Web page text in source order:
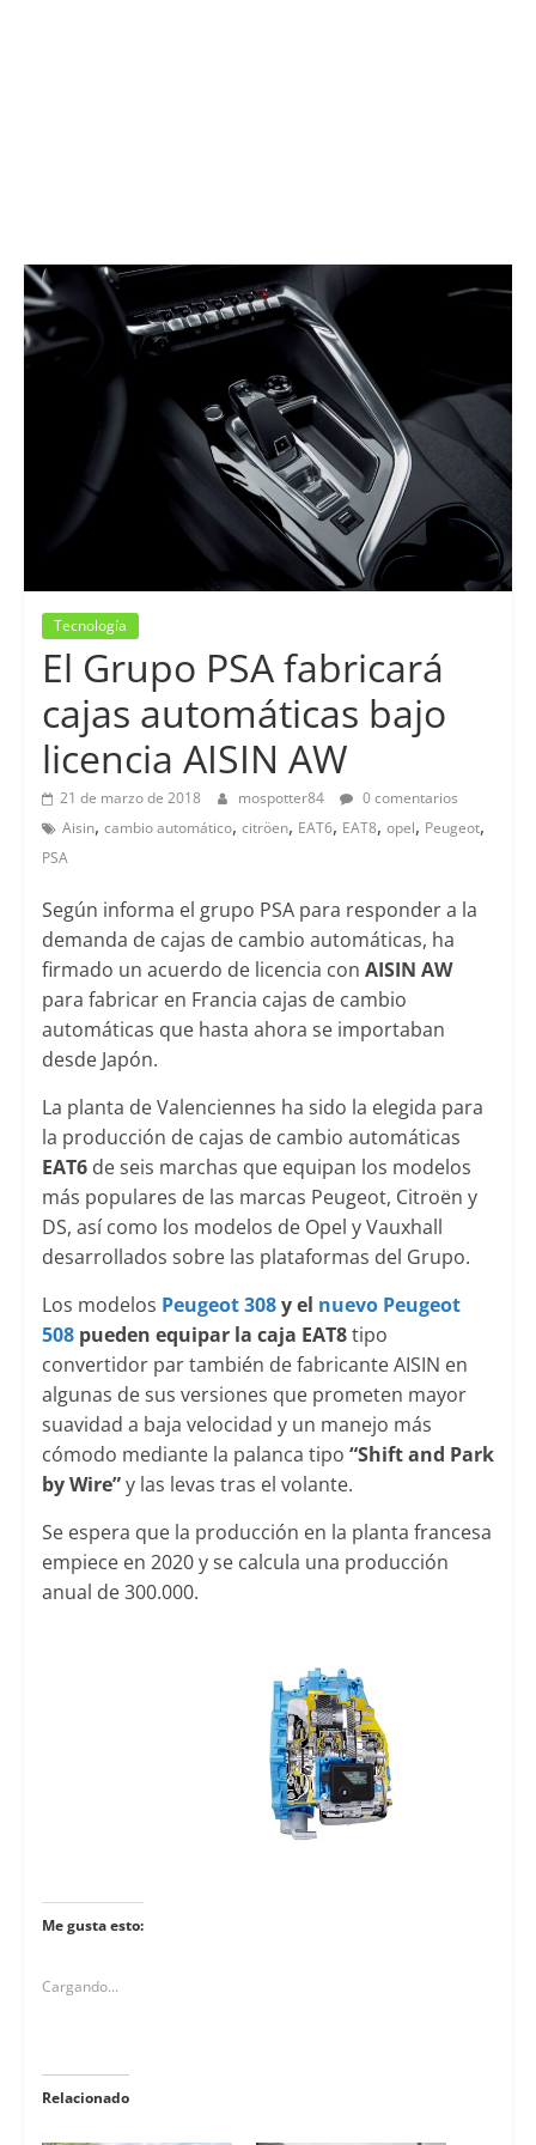
Tecnología
El Grupo PSA fabricará
cajas automáticas bajo
licencia AISIN AW
21 de marzo de 2018 mospotter84
0 comentarios
Aisin, cambio automático, citröen, EAT6, EAT8, opel, Peugeot,
PSA
Según informa el grupo PSA para responder a la
demanda de cajas de cambio automáticas, ha
firmado un acuerdo de licencia con AISIN AW
para fabricar en Francia cajas de cambio
automáticas que hasta ahora se importaban
desde Japón.
La planta de Valenciennes ha sido la elegida para
la producción de cajas de cambio automáticas
EAT6de seis marchas que equipan los modelos
más populares de las marcas Peugeot, Citroën y
DS, así como los modelos de Opel y Vauxhall
desarrollados sobre las plataformas del Grupo.
Los modelos Peugeot 308y el nuevo Peugeot
508pueden equipar la caja EAT8tipo
convertidor par también de fabricante AISIN en
algunas de sus versiones que prometen mayor
suavidad a baja velocidad y un manejo más
cómodo mediante la palanca tipo “Shift and Park
by Wire”y las levas tras el volante.
Se espera que la producción en la planta francesa
empiece en 2020 y se calcula una producción
anual de 300.000.
Me gusta esto:
Cargando...
Relacionado